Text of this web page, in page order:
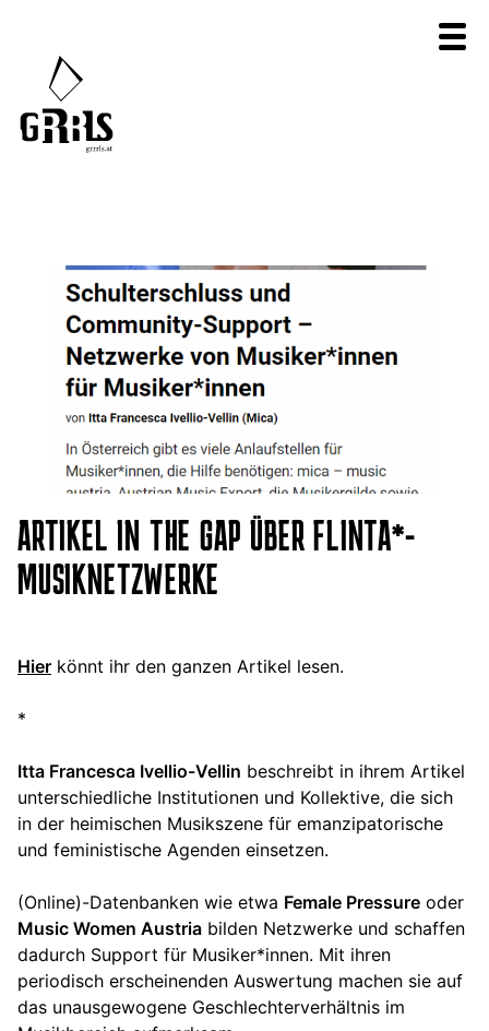
ARTIKEL IN THE GAP ÜBER FLINTA*-
MUSIKNETZWERKE
Hier könnt ihr den ganzen Artikel lesen.
*
Itta Francesca Ivellio-Vellin beschreibt in ihrem Artikel
unterschiedliche Institutionen und Kollektive, die sich
in der heimischen Musikszene für emanzipatorische
und feministische Agenden einsetzen.
(Online)-Datenbanken wie etwa Female Pressure oder
Music Women Austria bilden Netzwerke und schaffen
dadurch Support für Musiker*innen. Mit ihren
periodisch erscheinenden Auswertung machen sie auf
das unausgewogene Geschlechterverhältnis im